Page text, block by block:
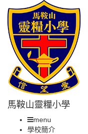
馬鞍山靈糧小學
menu
學校簡介